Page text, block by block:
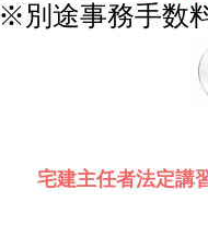
※別途事務手数
宅建主任者法定講